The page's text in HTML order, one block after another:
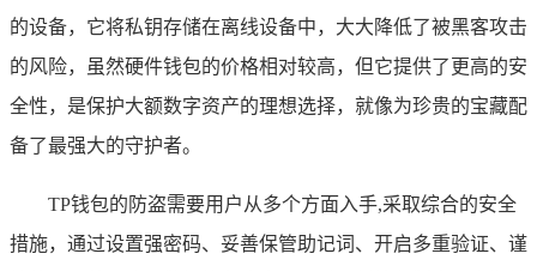
的设备，它将私钥存储在离线设备中，大大降低了被黑客攻击
的风险，虽然硬件钱包的价格相对较高，但它提供了更高的安
全性，是保护大额数字资产的理想选择，就像为珍贵的宝藏配
备了最强大的守护者。
TP钱包的防盗需要用户从多个方面入手,采取综合的安全
措施，通过设置强密码、妥善保管助记词、开启多重验证、谨